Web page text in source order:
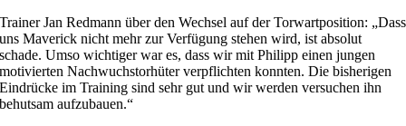
Trainer Jan Redmann über den Wechsel auf der Torwartposition: „Dass
uns Maverick nicht mehr zur Verfügung stehen wird, ist absolut
schade. Umso wichtiger war es, dass wir mit Philipp einen jungen
motivierten Nachwuchstorhüter verpflichten konnten. Die bisherigen
Eindrücke im Training sind sehr gut und wir werden versuchen ihn
behutsam aufzubauen.“